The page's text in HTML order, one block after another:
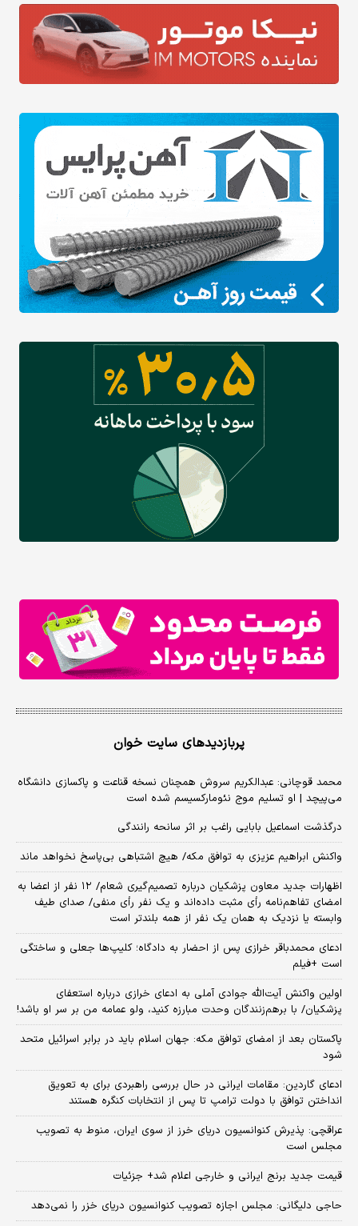
پربازدیدهای سایت خوان
محمد قوچانی: عبدالکریم سروش همچنان نسخه قناعت و پاکسازی دانشگاه
می‌پیچد | او تسلیم موج نئومارکسیسم شده است
درگذشت اسماعیل بابایی راغب بر اثر سانحه رانندگی
واکنش ابراهیم عزیزی به توافق مکه/ هیچ اشتباهی بی‌پاسخ نخواهد ماند
اظهارات جدید معاون پزشکیان درباره تصمیم‌گیری شعام/ ۱۲ نفر از اعضا به
امضای تفاهم‌نامه رأی مثبت داده‌اند و یک نفر رأی منفی/ صدای طیف
وابسته یا نزدیک به همان یک نفر از همه بلندتر است
ادعای محمدباقر خرازی پس از احضار به دادگاه؛ کلیپ‌ها جعلی و ساختگی
است +فیلم
اولین واکنش آیت‌الله جوادی آملی به ادعای خرازی درباره استعفای
پزشکیان/ با برهم‌زنندگان وحدت مبارزه کنید، ولو عمامه من بر سر او باشد!
پاکستان بعد از امضای توافق مکه: جهان اسلام باید در برابر اسرائیل متحد
شود
ادعای گاردین: مقامات ایرانی در حال بررسی راهبردی برای به تعویق
انداختن توافق با دولت ترامپ تا پس از انتخابات کنگره هستند
عراقچی: پذیرش کنوانسیون دریای خرز از سوی ایران، منوط به تصویب
مجلس است
قیمت جدید برنج ایرانی و خارجی اعلام شد+ جزئیات
حاجی دلیگانی: مجلس اجازه تصویب کنوانسیون دریای خزر را نمی‌دهد